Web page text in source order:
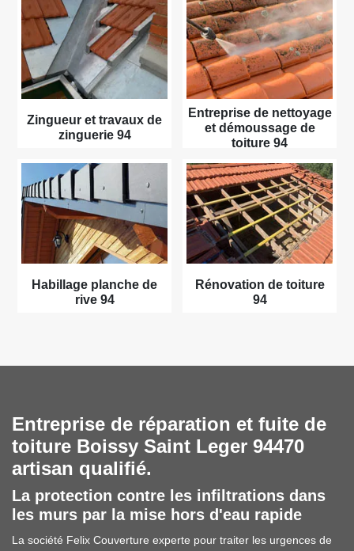
Zingueur et travaux de
zinguerie 94
Entreprise de nettoyage
et démoussage de
toiture 94
Habillage planche de
rive 94
Rénovation de toiture
94
Entreprise de réparation et fuite de
toiture Boissy Saint Leger 94470
artisan qualifié.
La protection contre les infiltrations dans
les murs par la mise hors d'eau rapide
La société Felix Couverture experte pour traiter les urgences de